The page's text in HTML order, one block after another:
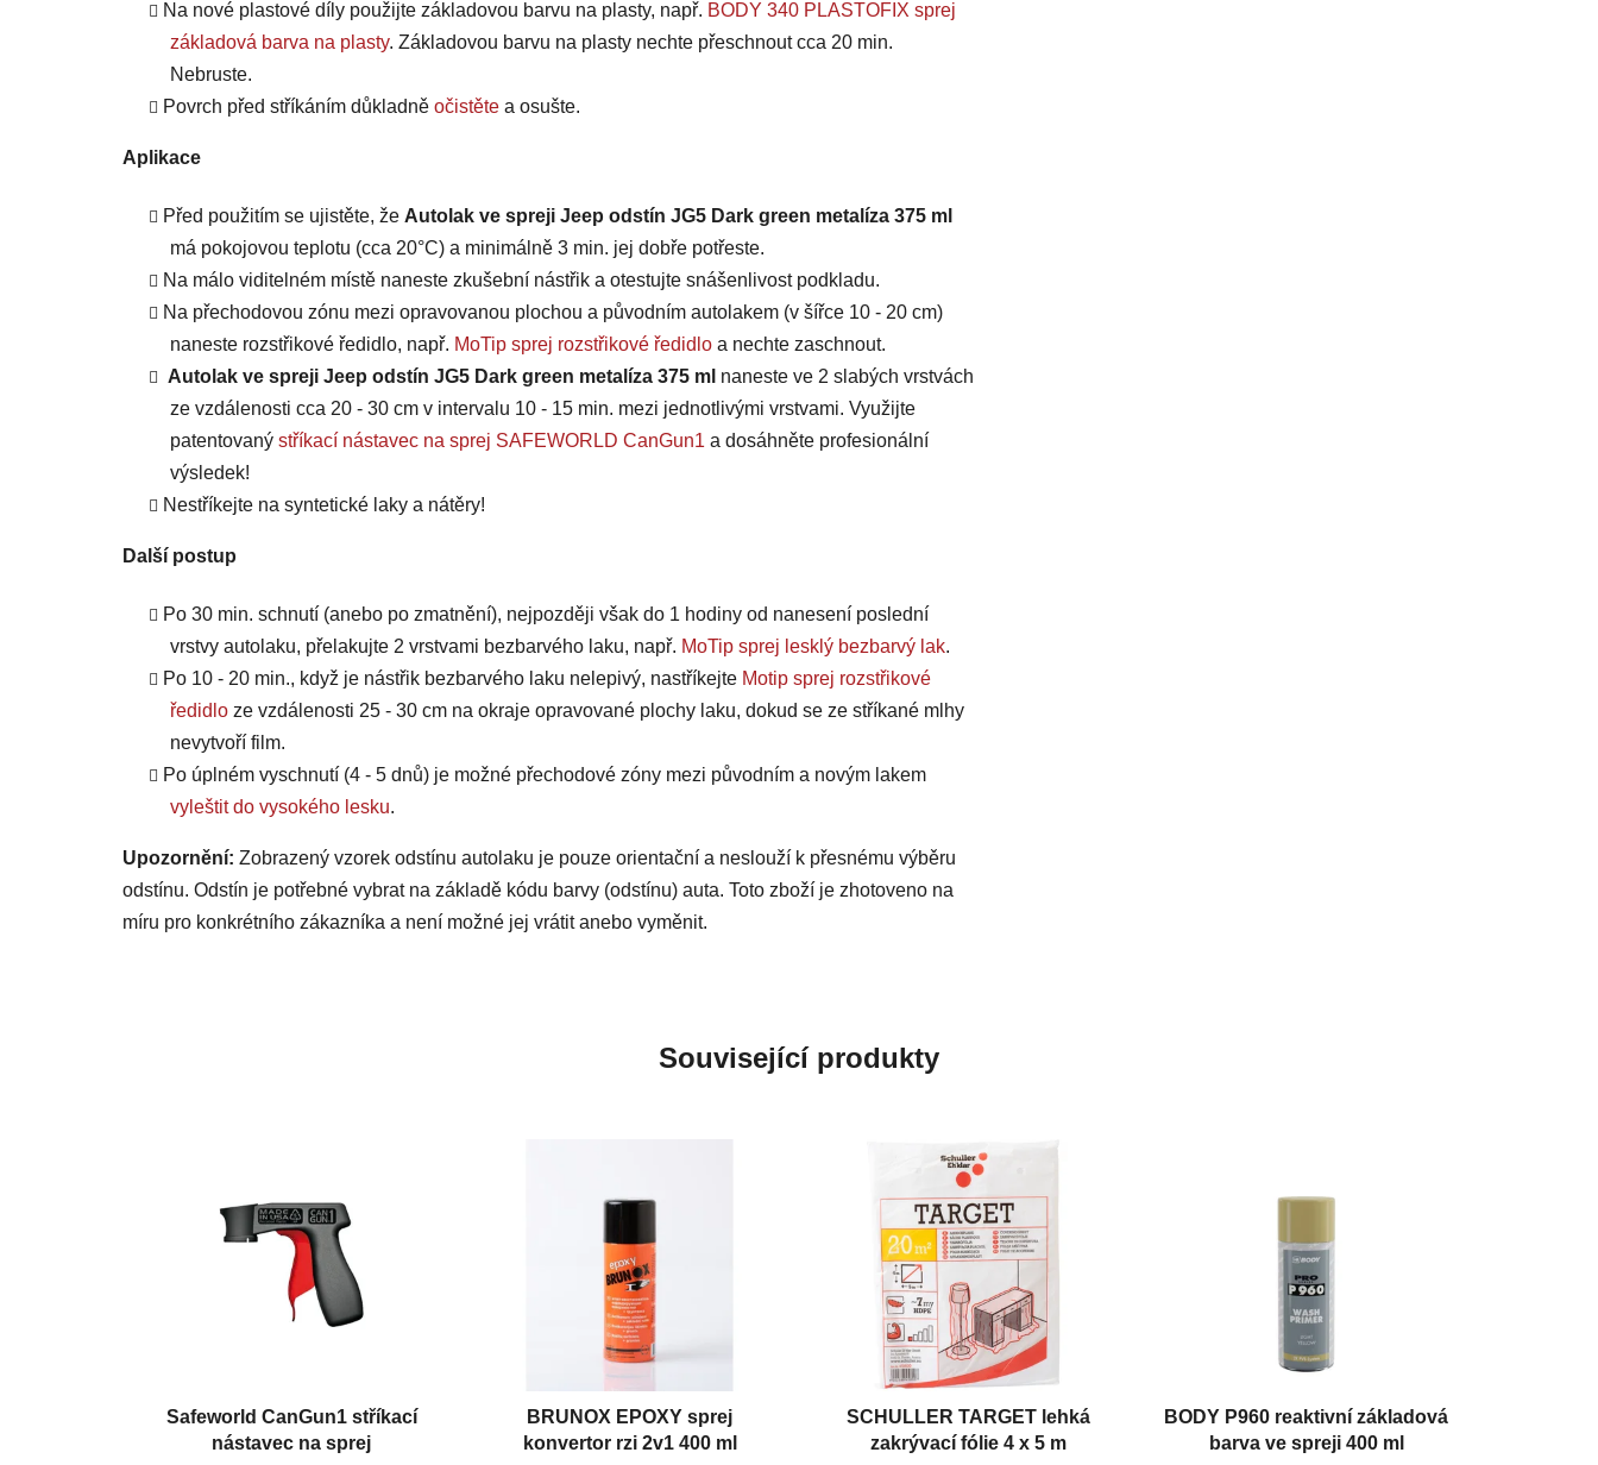
Na nové plastové díly použijte základovou barvu na plasty, např. BODY 340 PLASTOFIX sprej
základová barva na plasty. Základovou barvu na plasty nechte přeschnout cca 20 min.
Nebruste.
Povrch před stříkáním důkladně očistěte a osušte.
Aplikace
Před použitím se ujistěte, že Autolak ve spreji Jeep odstín JG5 Dark green metalíza 375 ml
má pokojovou teplotu (cca 20°C) a minimálně 3 min. jej dobře potřeste.
Na málo viditelném místě naneste zkušební nástřik a otestujte snášenlivost podkladu.
Na přechodovou zónu mezi opravovanou plochou a původním autolakem (v šířce 10 - 20 cm)
naneste rozstřikové ředidlo, např. MoTip sprej rozstřikové ředidlo a nechte zaschnout.
Autolak ve spreji Jeep odstín JG5 Dark green metalíza 375 ml naneste ve 2 slabých vrstvách
ze vzdálenosti cca 20 - 30 cm v intervalu 10 - 15 min. mezi jednotlivými vrstvami. Využijte
patentovaný stříkací nástavec na sprej SAFEWORLD CanGun1 a dosáhněte profesionální
výsledek!
Nestříkejte na syntetické laky a nátěry!
Další postup
Po 30 min. schnutí (anebo po zmatnění), nejpozději však do 1 hodiny od nanesení poslední
vrstvy autolaku, přelakujte 2 vrstvami bezbarvého laku, např. MoTip sprej lesklý bezbarvý lak.
Po 10 - 20 min., když je nástřik bezbarvého laku nelepivý, nastříkejte Motip sprej rozstřikové
ředidlo ze vzdálenosti 25 - 30 cm na okraje opravované plochy laku, dokud se ze stříkané mlhy
nevytvoří film.
Po úplném vyschnutí (4 - 5 dnů) je možné přechodové zóny mezi původním a novým lakem
vyleštit do vysokého lesku.
Upozornění: Zobrazený vzorek odstínu autolaku je pouze orientační a neslouží k přesnému výběru
odstínu. Odstín je potřebné vybrat na základě kódu barvy (odstínu) auta. Toto zboží je zhotoveno na
míru pro konkrétního zákazníka a není možné jej vrátit anebo vyměnit.
Související produkty
Safeworld CanGun1 stříkací
nástavec na sprej
BRUNOX EPOXY sprej
konvertor rzi 2v1 400 ml
SCHULLER TARGET lehká
zakrývací fólie 4 x 5 m
BODY P960 reaktivní základová
barva ve spreji 400 ml